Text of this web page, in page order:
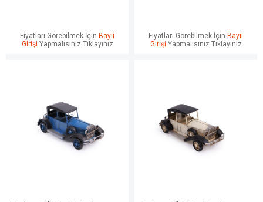
Fiyatları Görebilmek İçin Bayii
Girişi Yapmalısınız Tıklayınız
Fiyatları Görebilmek İçin Bayii
Girişi Yapmalısınız Tıklayınız